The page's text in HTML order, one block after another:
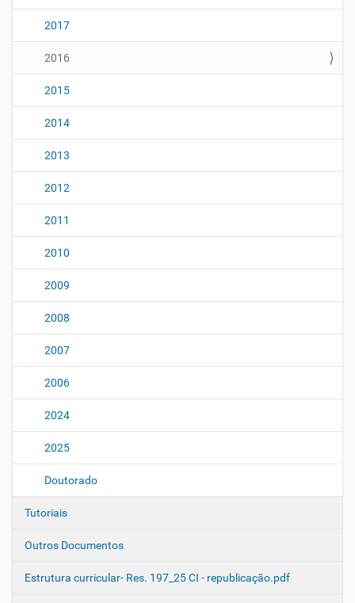
2017
2016
2015
2014
2013
2012
2011
2010
2009
2008
2007
2006
2024
2025
Doutorado
Tutoriais
Outros Documentos
Estrutura curricular- Res. 197_25 CI - republicação.pdf